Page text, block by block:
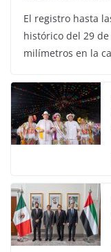
El registro hasta
histórico del 29
milímetros en la